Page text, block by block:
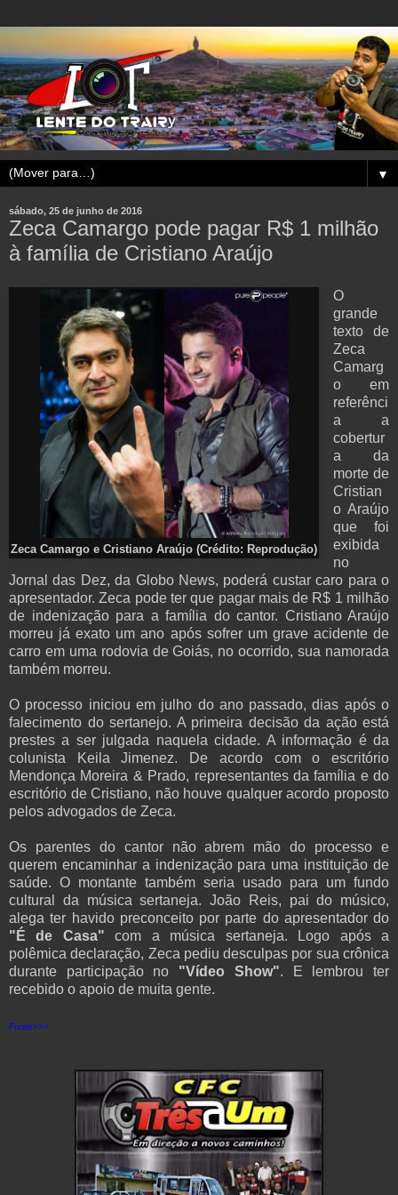
▼
sábado, 25 de junho de 2016
Zeca Camargo pode pagar R$ 1 milhão
à família de Cristiano Araújo
Zeca Camargo e Cristiano Araújo (Crédito: Reprodução)
O
grande
texto de
Zeca
Camarg
o em
referênci
a a
cobertur
a da
morte de
Cristian
o Araújo
que foi
exibida
no
Jornal das Dez, da Globo News, poderá custar caro para o
apresentador. Zeca pode ter que pagar mais de R$ 1 milhão
de indenização para a família do cantor. Cristiano Araújo
morreu já exato um ano após sofrer um grave acidente de
carro em uma rodovia de Goiás, no ocorrido, sua namorada
também morreu.
O processo iniciou em julho do ano passado, dias após o
falecimento do sertanejo. A primeira decisão da ação está
prestes a ser julgada naquela cidade. A informação é da
colunista Keila Jimenez. De acordo com o escritório
Mendonça Moreira & Prado, representantes da família e do
escritório de Cristiano, não houve qualquer acordo proposto
pelos advogados de Zeca.
Os parentes do cantor não abrem mão do processo e
querem encaminhar a indenização para uma instituição de
saúde. O montante também seria usado para um fundo
cultural da música sertaneja. João Reis, pai do músico,
alega ter havido preconceito por parte do apresentador do
"É de Casa" com a música sertaneja. Logo após a
polêmica declaração, Zeca pediu desculpas por sua crônica
durante participação no "Vídeo Show". E lembrou ter
recebido o apoio de muita gente.
Fonte>>>